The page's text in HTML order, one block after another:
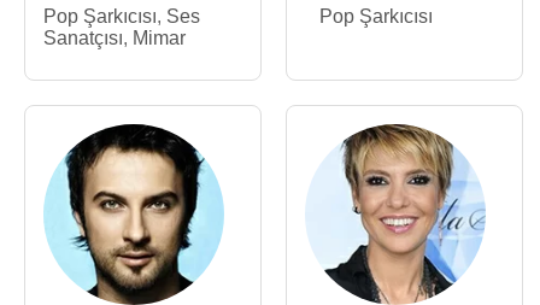
Pop Şarkıcısı, Ses
Sanatçısı, Mimar
Pop Şarkıcısı